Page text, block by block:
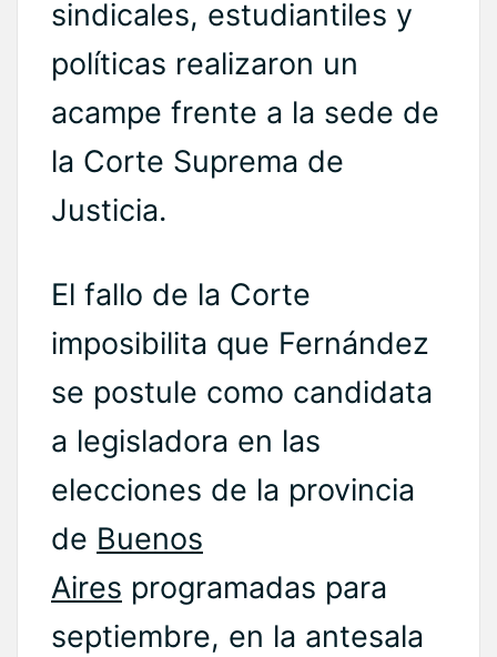
sindicales, estudiantiles y
políticas realizaron un
acampe frente a la sede de
la Corte Suprema de
Justicia.
El fallo de la Corte
imposibilita que Fernández
se postule como candidata
a legisladora en las
elecciones de la provincia
de Buenos
Aires programadas para
septiembre, en la antesala